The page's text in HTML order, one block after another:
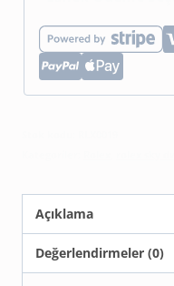
Açıklama
Değerlendirmeler (0)